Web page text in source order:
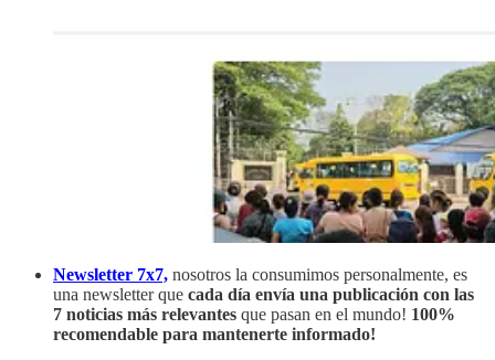
Newsletter 7x7, nosotros la consumimos personalmente, es
una newsletter que cada día envía una publicación con las
7 noticias más relevantes que pasan en el mundo! 100%
recomendable para mantenerte informado!